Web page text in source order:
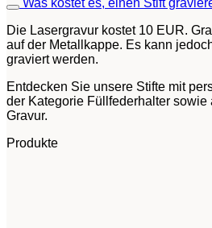
Die Lasergravur kostet 10 EUR.
auf der Metallkappe. Es kann
graviert werden.
Entdecken Sie unsere Stifte mit
der Kategorie Füllfederhalter sowie
Gravur.
Produkte